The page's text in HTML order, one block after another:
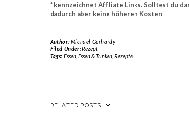
* kennzeichnet Affiliate Links. Solltest du
dadurch aber keine höheren Kosten
Author:Michael Gerhardy
Filed Under:Rezept
Tags: Essen, Essen & Trinken, Rezepte
RELATED POSTS